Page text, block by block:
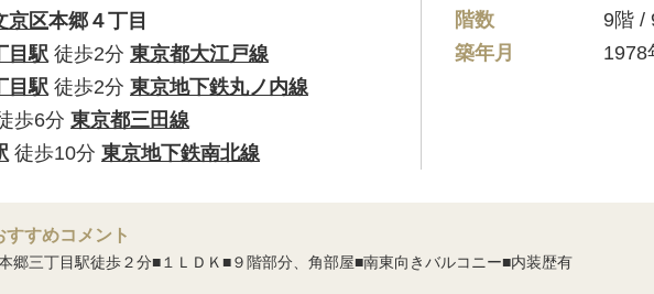
京区本郷４丁目
目駅 徒歩2分 東京都大江戸線
目駅 徒歩2分 東京地下鉄丸ノ内線
歩6分 東京都三田線
徒歩10分 東京地下鉄南北線
階数
9階 /
築年月
1978
すすめコメント
郷三丁目駅徒歩２分■１ＬＤＫ■９階部分、角部屋■南東向きバルコニー■内装歴有